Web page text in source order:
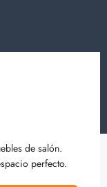
de salón.
perfecto.